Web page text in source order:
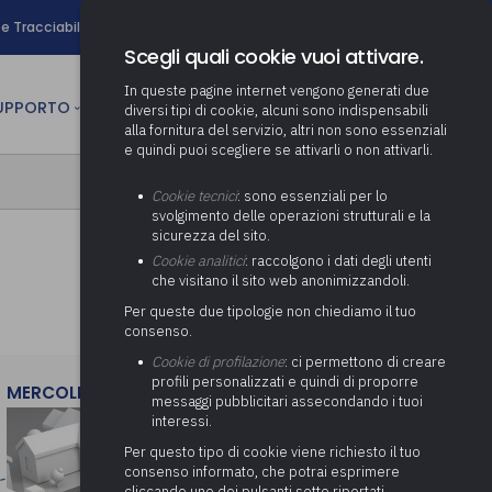
e Tracciabilità
Determinazione fondo risorse
decentrate
Pratiche previdenziali
ai comuni per l’attivazione di
(Partenariato Pubblico
Privato)
Società e organismi
adempimenti degli enti locali
Adeguamento del sistema di
gestione documentale alle
nuove linee guida sul
documento informatico
Protezione dei Dati (RPD,
altrimenti denominato Data
Protection Officer, DPO)
Supporto transizione al
digitale
Gestione IVA
Gestione IRAP
Consolidato
Relazione di fine e inizio
mandato
Supporto alla predisposizione
del Piano Economico-
Attività di supporto Gare
Energetiche (ex Legge 10/91)
Controllo Pratiche Sismiche
CULTURA person AREA RISERVATA
MERCOLEDì 29 LUGLIO 2026
Scegli quali cookie vuoi attivare.
In queste pagine internet vengono generati due
diversi tipi di cookie, alcuni sono indispensabili
alla fornitura del servizio, altri non sono essenziali
e quindi puoi scegliere se attivarli o non attivarli.
Cookie tecnici: sono essenziali per lo
svolgimento delle operazioni strutturali e la
sicurezza del sito.
Cookie analitici: raccolgono i dati degli utenti
che visitano il sito web anonimizzandoli.
Per queste due tipologie non chiediamo il tuo
consenso.
Cookie di profilazione: ci permettono di creare
profili personalizzati e quindi di proporre
messaggi pubblicitari assecondando i tuoi
interessi.
Per questo tipo di cookie viene richiesto il tuo
consenso informato, che potrai esprimere